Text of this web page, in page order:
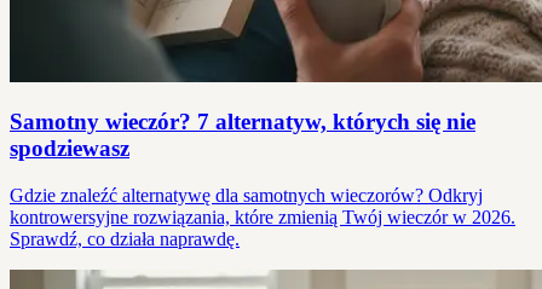
Samotny wieczór? 7 alternatyw, których się nie
spodziewasz
Gdzie znaleźć alternatywę dla samotnych wieczorów? Odkryj
kontrowersyjne rozwiązania, które zmienią Twój wieczór w 2026.
Sprawdź, co działa naprawdę.